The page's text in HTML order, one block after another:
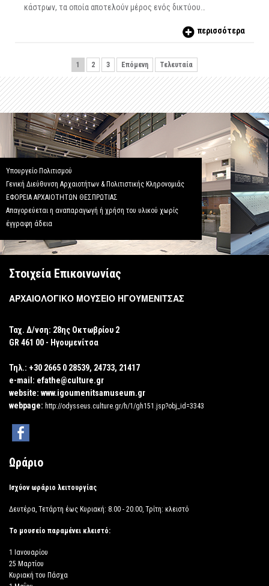
κάστρων, τα οποία αποτελούν μέρος ενός δικτύου…
περισσότερα
1 2 3 Επόμενη Τελευταία
Υπουργείο Πολιτισμού
Γενική Διεύθυνση Αρχαιοτήτων & Πολιτιστικής Κληρονομιάς
ΕΦΟΡΕΙΑ ΑΡΧΑΙΟΤΗΤΩΝ ΘΕΣΠΡΩΤΙΑΣ
Απαγορεύεται η αναπαραγωγή ή χρήση του υλικού χωρίς
έγγραφη άδεια
Στοιχεία Επικοινωνίας
ΑΡΧΑΙΟΛΟΓΙΚΟ ΜΟΥΣΕΙΟ ΗΓΟΥΜΕΝΙΤΣΑΣ
Ταχ. Δ/νση: 28ης Οκτωβρίου 2
GR 461 00 - Ηγουμενίτσα
Τηλ.: +30 2665 0 28539, 24733, 21417
e-mail: efathe@culture.gr
website: www.igoumenitsamuseum.gr
webpage: http://odysseus.culture.gr/h/1/gh151.jsp?obj_id=3343
Ωράριο
Ισχύον ωράριο λειτουργίας
Δευτέρα, Τετάρτη έως Κυριακή: 8.00 - 20.00, Τρίτη: κλειστό
Το μουσείο παραμένει κλειστό:
1 Ιανουαρίου
25 Μαρτίου
Κυριακή του Πάσχα